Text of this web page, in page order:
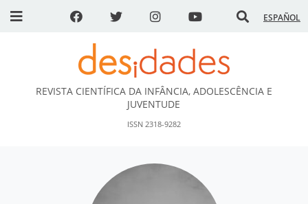
ESPAÑOL
DESidades
REVISTA CIENTÍFICA DA INFÂNCIA, ADOLESCÊNCIA E
JUVENTUDE
ISSN 2318-9282